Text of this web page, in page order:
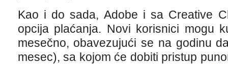
Kao i do sada, Adobe i sa Creative
opcija plaćanja. Novi korisnici mogu
mesečno, obavezujući se na godinu
mesec), sa kojom će dobiti pristup